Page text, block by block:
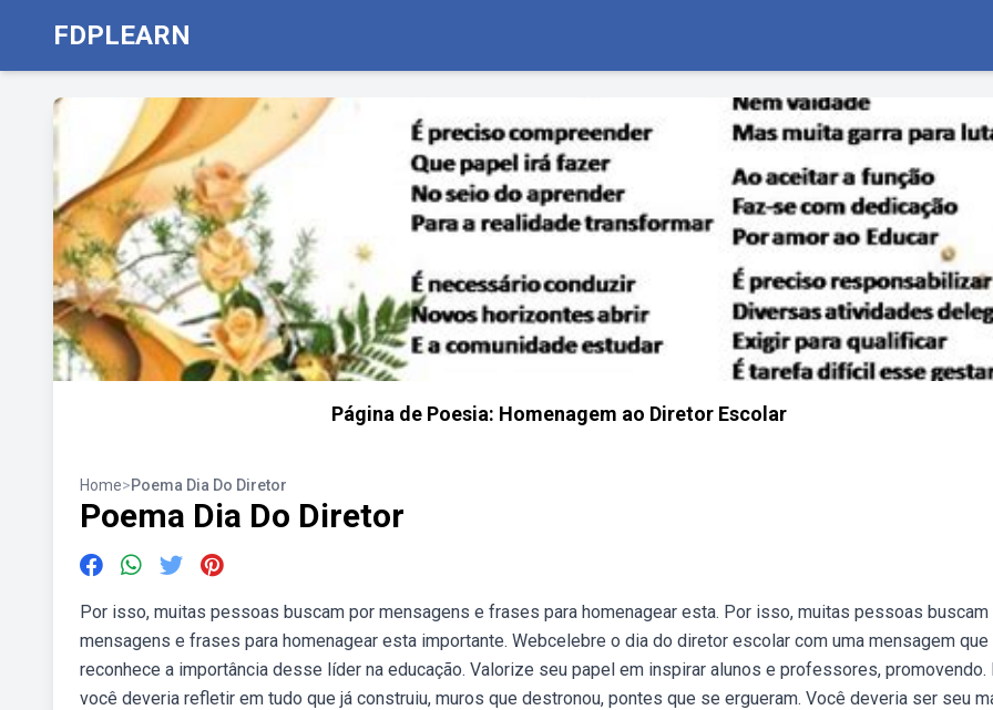
FDPLEARN
Página de Poesia: Homenagem ao Diretor Escolar
Home>Poema Dia Do Diretor
Poema Dia Do Diretor
Por isso, muitas pessoas buscam por mensagens e frases para homenagear esta. Por isso, muitas pessoas buscam
mensagens e frases para homenagear esta importante. Webcelebre o dia do diretor escolar com uma mensagem que
reconhece a importância desse líder na educação. Valorize seu papel em inspirar alunos e professores, promovendo.
você deveria refletir em tudo que já construiu, muros que destronou, pontes que se ergueram. Você deveria ser seu